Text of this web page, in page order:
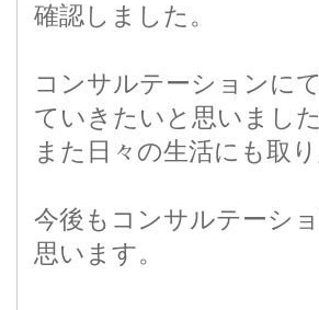
確認しました。
コンサルテーションに
ていきたいと思いました
また日々の生活にも取
今後もコンサルテーシ
思います。